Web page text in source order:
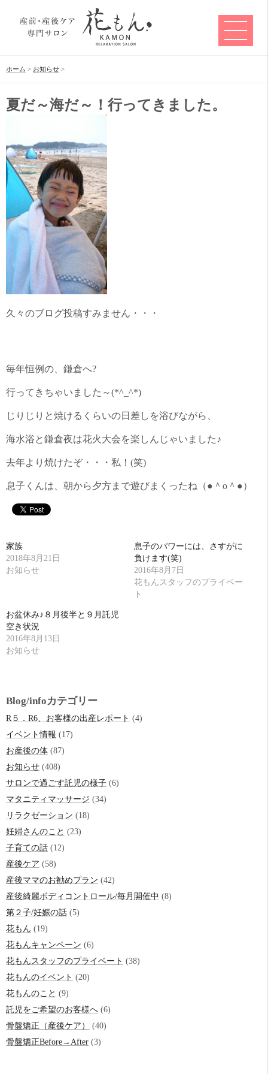
ホーム > お知らせ >
夏だ～海だ～！行ってきました。
久々のブログ投稿すみません・・・
毎年恒例の、鎌倉へ?
行ってきちゃいました～(*^_^*)
じりじりと焼けるくらいの日差しを浴びながら、
海水浴と鎌倉夜は花火大会を楽しんじゃいました♪
去年より焼けたぞ・・・私！(笑)
息子くんは、朝から夕方まで遊びまくったね（●＾o＾●）
家族
2018年8月21日
お知らせ
息子のパワーには、さすがに
負けます(笑)
2016年8月7日
花もんスタッフのプライベー
ト
お盆休み♪８月後半と９月託児
空き状況
2016年8月13日
お知らせ
Blog/infoカテゴリー
R５．R6、お客様の出産レポート (4)
イベント情報 (17)
お産後の体 (87)
お知らせ (408)
サロンで過ごす託児の様子 (6)
マタニティマッサージ (34)
リラクゼーション (18)
妊婦さんのこと (23)
子育ての話 (12)
産後ケア (58)
産後ママのお勧めプラン (42)
産後綺麗ボディコントロール/毎月開催中 (8)
第２子/妊娠の話 (5)
花もん (19)
花もんキャンペーン (6)
花もんスタッフのプライベート (38)
花もんのイベント (20)
花もんのこと (9)
託児をご希望のお客様へ (6)
骨盤矯正（産後ケア）
(40)
骨盤矯正Before→After (3)